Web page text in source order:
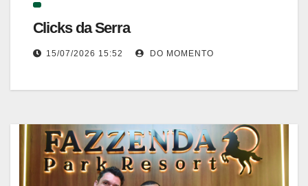
Clicks da Serra
15/07/2026 15:52 DO MOMENTO